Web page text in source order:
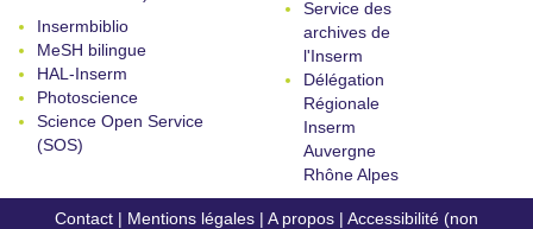
Insermbiblio
MeSH bilingue
HAL-Inserm
Photoscience
Science Open Service
(SOS)
Service des
archives de
l'Inserm
Délégation
Régionale
Inserm
Auvergne
Rhône Alpes
Contact | Mentions légales | A propos | Accessibilité (non